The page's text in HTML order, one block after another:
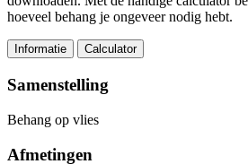
hoeveel behang je ongeveer nodig hebt.
Informatie Calculator
Samenstelling
Behang op vlies
Afmetingen